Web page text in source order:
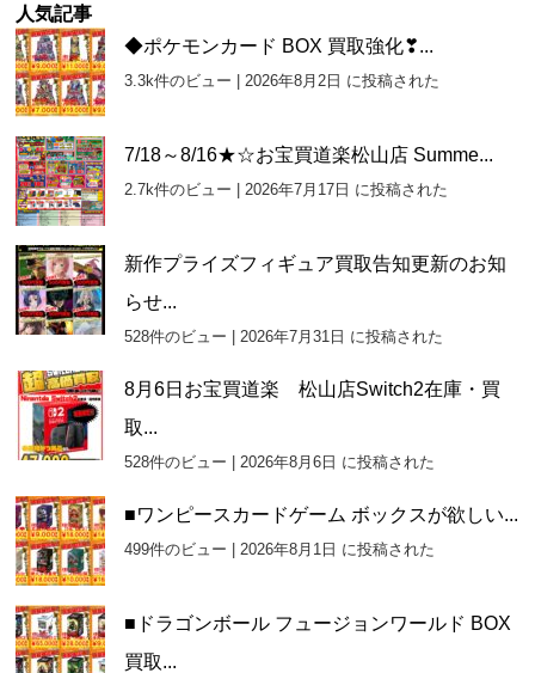
ー
カ
イ
ブ
人気記事
◆ポケモンカード BOX 買取強化❣...
3.3k件のビュー | 2026年8月2日 に投稿された
7/18～8/16★☆お宝買道楽松山店 Summe...
2.7k件のビュー | 2026年7月17日 に投稿された
新作プライズフィギュア買取告知更新のお知
らせ...
528件のビュー | 2026年7月31日 に投稿された
8月6日お宝買道楽 松山店Switch2在庫・買
取...
528件のビュー | 2026年8月6日 に投稿された
■ワンピースカードゲーム ボックスが欲しい...
499件のビュー | 2026年8月1日 に投稿された
■ドラゴンボール フュージョンワールド BOX
買取...